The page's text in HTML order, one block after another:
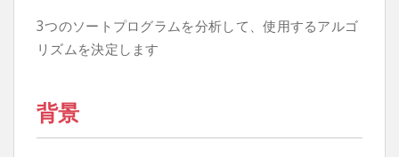
3つのソートプログラムを分析して、使用するアルゴ
リズムを決定します
背景